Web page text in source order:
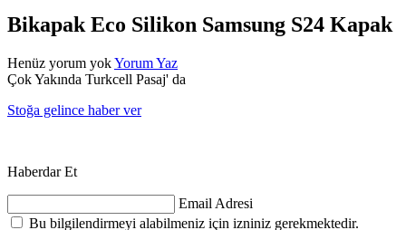
Bikapak Eco Silikon Samsung S24 Kapak
Henüz yorum yokYorum Yaz
Çok Yakında Turkcell Pasaj' da
Stoğa gelince haber ver
Haberdar Et
Email Adresi
Bu bilgilendirmeyi alabilmeniz için izniniz gerekmektedir.